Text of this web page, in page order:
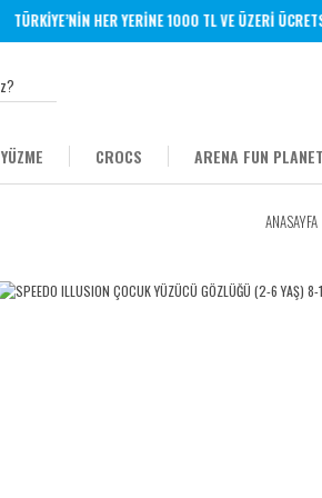
TÜRKİYE’NİN HER YERİNE 1000 TL VE ÜZERİ
YÜZME CROCS ARENA FUN
ANASAYFA